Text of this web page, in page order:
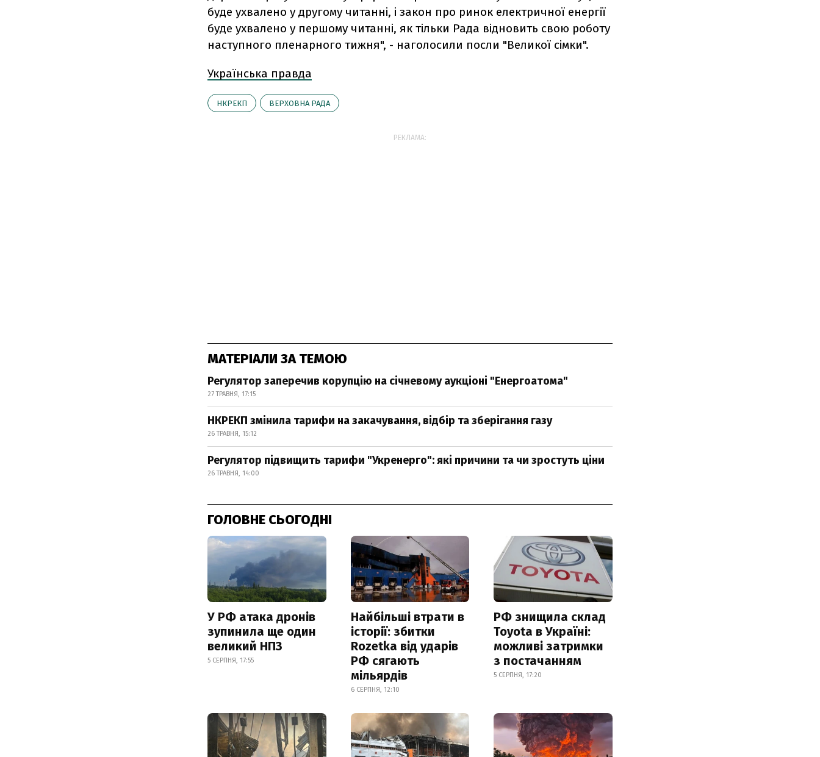
буде ухвалено у другому читанні, і закон про ринок електричної енергії
буде ухвалено у першому читанні, як тільки Рада відновить свою роботу
наступного пленарного тижня", - наголосили посли "Великої сімки".
Українська правда
НКРЕКП ВЕРХОВНА РАДА
РЕКЛАМА:
МАТЕРІАЛИ ЗА ТЕМОЮ
Регулятор заперечив корупцію на січневому аукціоні "Енергоатома"
27 ТРАВНЯ, 17:15
НКРЕКП змінила тарифи на закачування, відбір та зберігання газу
26 ТРАВНЯ, 15:12
Регулятор підвищить тарифи "Укренерго": які причини та чи зростуть ціни
26 ТРАВНЯ, 14:00
ГОЛОВНЕ СЬОГОДНІ
У РФ атака дронів
зупинила ще один
великий НПЗ
5 СЕРПНЯ, 17:55
Найбільші втрати в
історії: збитки
Rozetka від ударів
РФ сягають
мільярдів
6 СЕРПНЯ, 12:10
РФ знищила склад
Toyota в Україні:
можливі затримки
з постачанням
5 СЕРПНЯ, 17:20